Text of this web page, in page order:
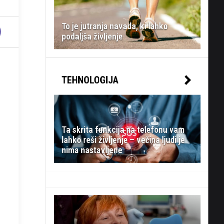
To je jutranja navada, ki lahko
podaljša življenje
TEHNOLOGIJA
Ta skrita funkcija na telefonu vam
lahko reši življenje – večina ljudi je
nima nastavljene